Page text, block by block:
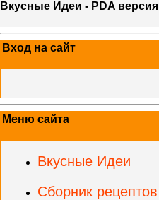
Вкусные Идеи - PDA версия
Вход на сайт
Меню сайта
Вкусные Идеи
Сборник рецептов